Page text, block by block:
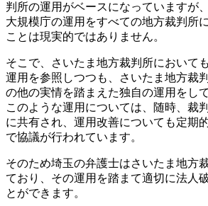
判所の運用がベースになっていますが
大規模庁の運用をすべての地方裁判所
ことは現実的ではありません。
そこで、さいたま地方裁判所において
運用を参照しつつも、さいたま地方裁
の他の実情を踏まえた独自の運用をし
このような運用については、随時、裁
に共有され、運用改善についても定期
で協議が行われています。
そのため埼玉の弁護士はさいたま地方
ており、その運用を踏まて適切に法人
とができます。